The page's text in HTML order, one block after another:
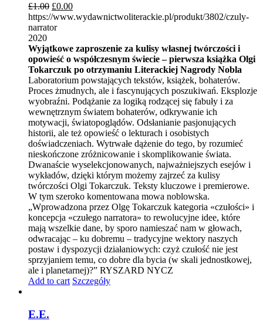
£1.00 £0.00
https://www.wydawnictwoliterackie.pl/produkt/3802/czuly-
narrator
2020
Wyjątkowe zaproszenie za kulisy własnej twórczości i
opowieść o współczesnym świecie – pierwsza książka Olgi
Tokarczuk po otrzymaniu Literackiej Nagrody Nobla
Laboratorium powstających tekstów, książek, bohaterów.
Proces żmudnych, ale i fascynujących poszukiwań. Eksplozje
wyobraźni. Podążanie za logiką rodzącej się fabuły i za
wewnętrznym światem bohaterów, odkrywanie ich
motywacji, światopoglądów. Odsłanianie pasjonujących
historii, ale też opowieść o lekturach i osobistych
doświadczeniach. Wytrwałe dążenie do tego, by rozumieć
nieskończone zróżnicowanie i skomplikowanie świata.
Dwanaście wyselekcjonowanych, najważniejszych esejów i
wykładów, dzięki którym możemy zajrzeć za kulisy
twórczości Olgi Tokarczuk. Teksty kluczowe i premierowe.
W tym szeroko komentowana mowa noblowska.
„Wprowadzona przez Olgę Tokarczuk kategoria «czułości» i
koncepcja «czułego narratora» to rewolucyjne idee, które
mają wszelkie dane, by sporo namieszać nam w głowach,
odwracając – ku dobremu – tradycyjne wektory naszych
postaw i dyspozycji działaniowych: czyż czułość nie jest
sprzyjaniem temu, co dobre dla bycia (w skali jednostkowej,
ale i planetarnej)?” RYSZARD NYCZ
Add to cart Szczegóły
E.E.